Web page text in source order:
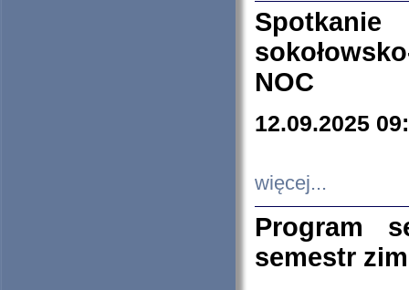
NOC
12.09.2025
więcej...
Program
semestr